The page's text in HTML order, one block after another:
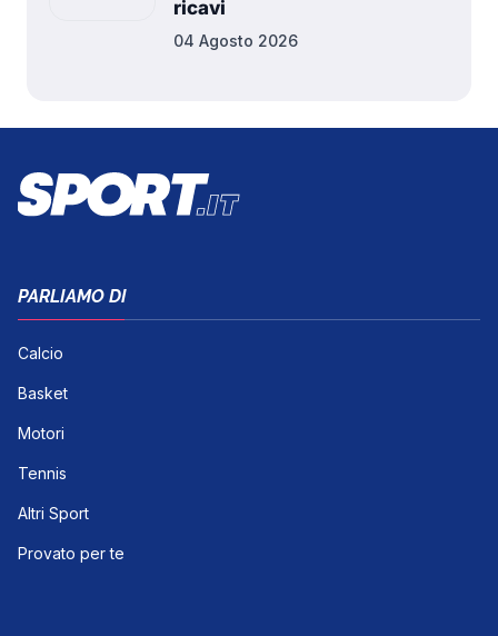
ricavi
04 Agosto 2026
PARLIAMO DI
Calcio
Basket
Motori
Tennis
Altri Sport
Provato per te